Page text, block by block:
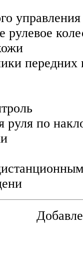
управления
передних
руля по